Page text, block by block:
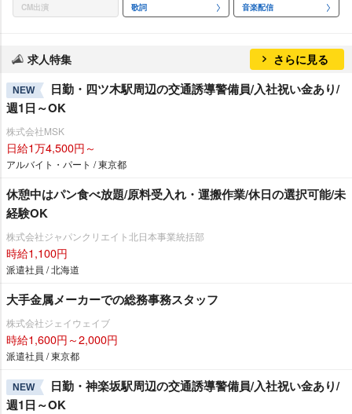
CM出演 歌詞 音楽配信
求人特集 さらに見る
NEW
日勤・四ツ木駅周辺の交通誘導警備員/入社祝い金あり/
週1日～OK
株式会社MSK
日給1万4,500円～
アルバイト・パート / 東京都
休憩中はパン食べ放題/原料受入れ・運搬作業/休日の選択可能/未
経験OK
株式会社ジャパンクリエイト北日本事業統括部
時給1,100円
派遣社員 / 北海道
大手金属メーカーでの総務事務スタッフ
株式会社ジェイウェイブ
時給1,600円～2,000円
派遣社員 / 東京都
NEW
日勤・神楽坂駅周辺の交通誘導警備員/入社祝い金あり/
週1日～OK